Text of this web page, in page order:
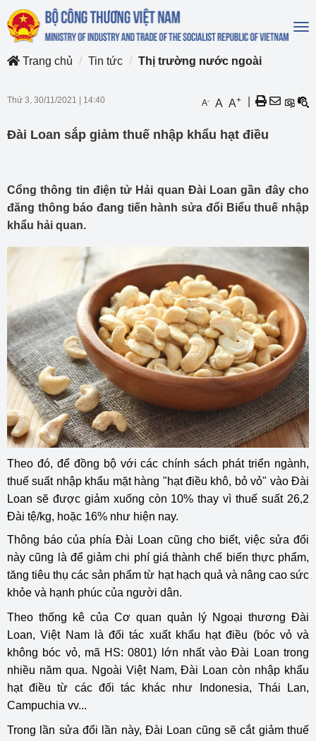
Trang chủ
Tin tức Thị trường nước ngoài
Thứ 3, 30/11/2021 14:40 A- A A+
Đài Loan sắp giảm thuế nhập khẩu hạt điều
Cổng thông tin điện tử Hải quan Đài Loan gần đây cho
đăng thông báo đang tiến hành sửa đổi Biểu thuế nhập
khẩu hải quan.
Theo đó, để đồng bộ với các chính sách phát triển ngành,
thuế suất nhập khẩu mặt hàng "hạt điều khô, bỏ vỏ" vào Đài
Loan sẽ được giảm xuống còn 10% thay vì thuế suất 26,2
Đài tệ/kg, hoặc 16% như hiện nay.
Thông báo của phía Đài Loan cũng cho biết, việc sửa đổi
này cũng là để giảm chi phí giá thành chế biến thực phẩm,
tăng tiêu thụ các sản phẩm từ hạt hạch quả và nâng cao sức
khỏe và hạnh phúc của người dân.
Theo thống kê của Cơ quan quản lý Ngoại thương Đài
Loan, Việt Nam là đối tác xuất khẩu hạt điều (bóc vỏ và
không bóc vỏ, mã HS: 0801) lớn nhất vào Đài Loan trong
nhiều năm qua. Ngoài Việt Nam, Đài Loan còn nhập khẩu
hạt điều từ các đối tác khác như Indonesia, Thái Lan,
Campuchia vv...
Trong lần sửa đổi lần này, Đài Loan cũng sẽ cắt giảm thuế